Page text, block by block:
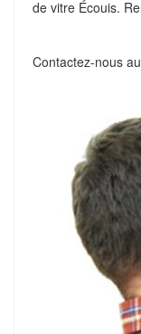
de vitre Écouis.
Contactez-nous au